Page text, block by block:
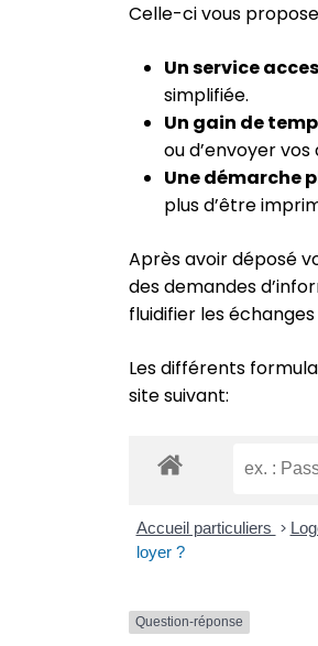
Celle-ci vous
Un service
simplifiée.
Un gain de
ou d’envoyer
Une démarche
plus d’être
Après avoir déposé
des demandes
fluidifier les
Les différents
site suivant:
Accueil particuliers >
loyer ?
Question-réponse